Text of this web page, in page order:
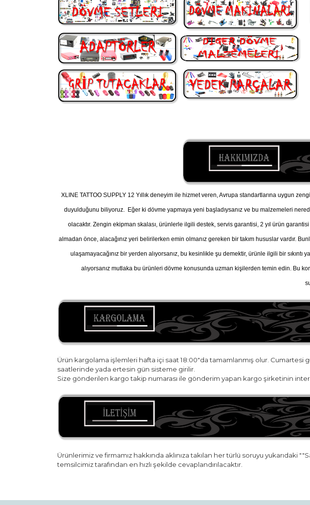
XLINE TATTOO SUPPLY 12 Yıllık deneyim ile hizmet veren, Avrupa standartlarına uygun
duyulduğunu biliyoruz. Eğer ki dövme yapmaya yeni başladıysanız ve bu malzemeleri
olacaktır. Zengin ekipman skalası, ürünlerle ilgili destek, servis garantisi, 2 yıl ürün
almadan önce, alacağınız yeri belirilerken emin olmanız gereken bir takım hususlar vardır.
ulaşamayacağınız bir yerden alıyorsanız, bu kesinlikle şu demektir, ürünle ilgili bir sıkıntı
alıyorsanız mutlaka bu ürünleri dövme konusunda uzman kişilerden temin edin. Bu
Ürün kargolama işlemleri hafta içi saat 18:00"da tamamlanmış olur.
saatlerinde yada ertesin gün sisteme girilir.
Size gönderilen kargo takip numarası ile gönderim yapan kargo şirketinin
Ürünlerimiz ve firmamız hakkında aklınıza takılan her türlü soruyu yukarıdaki
temsilcimiz tarafından en hızlı şekilde cevaplandırılacaktır.
Görüş ve önerileriniz için teşekkür ederiz.